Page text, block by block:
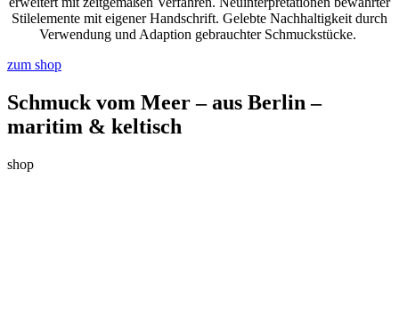
Stilelemente mit eigener Handschrift. Gelebte Nachhaltigkeit durch
Verwendung und Adaption gebrauchter Schmuckstücke.
zum shop
Schmuck vom Meer – aus Berlin –
maritim & keltisch
shop